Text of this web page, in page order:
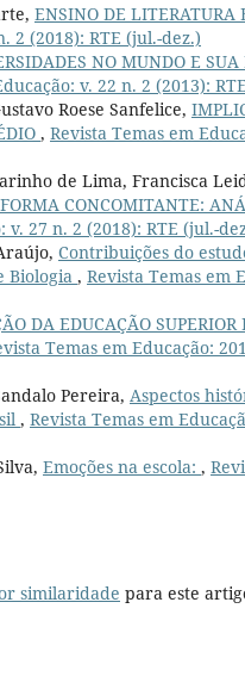
ENSINO DE LITERATURA
2 (2018): RTE (jul.-dez.)
NO MUNDO E
v. 22 n. 2 (2013):
Roese Sanfelice,
, Revista Temas em
de Lima, Francisca
CONCOMITANTE:
v. 27 n. 2 (2018): RTE (jul.-
Contribuições do
Biologia , Revista Temas em
DA EDUCAÇÃO SUPERIOR
Temas em Educação:
Pereira, Aspectos
, Revista Temas em
Emoções na escola: ,
similaridade para este